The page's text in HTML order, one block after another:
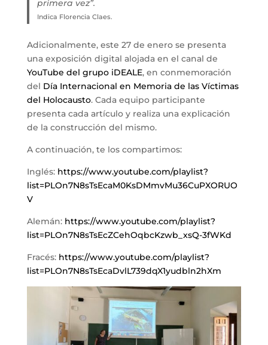
primera vez”.
Indica Florencia Claes.
Adicionalmente, este 27 de enero se presenta
una exposición digital alojada en el canal de
YouTube del grupo iDEALE, en conmemoración
del Día Internacional en Memoria de las Víctimas
del Holocausto. Cada equipo participante
presenta cada artículo y realiza una explicación
de la construcción del mismo.
A continuación, te los compartimos:
Inglés: https://www.youtube.com/playlist?
list=PLOn7N8sTsEcaM0KsDMmvMu36CuPXORUO
V
Alemán: https://www.youtube.com/playlist?
list=PLOn7N8sTsEcZCehOqbcKzwb_xsQ-3fWKd
Fracés: https://www.youtube.com/playlist?
list=PLOn7N8sTsEcaDvlL739dqX1yudbln2hXm